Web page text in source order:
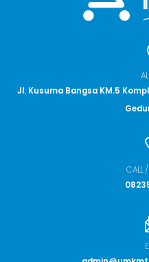
Jl. Kusuma Bangsa KM.5
CALL